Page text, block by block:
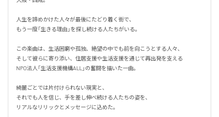
人生を諦めかけた人々が最後にたどり着く街で、
もう一度「生きる理由」を探し続ける人たちがいる。
この楽曲は、生活困窮や孤独、絶望の中でも前を向こうとする人々、
そして彼らに寄り添い、住居支援や生活支援を通じて再出発を支える
NPO法人「生活支援機構ALL」の奮闘を描いた一曲。
綺麗ごとでは片付けられない現実と、
それでも人を信じ、手を差し伸べ続ける人たちの姿を、
リアルなリリックとメッセージに込めた。